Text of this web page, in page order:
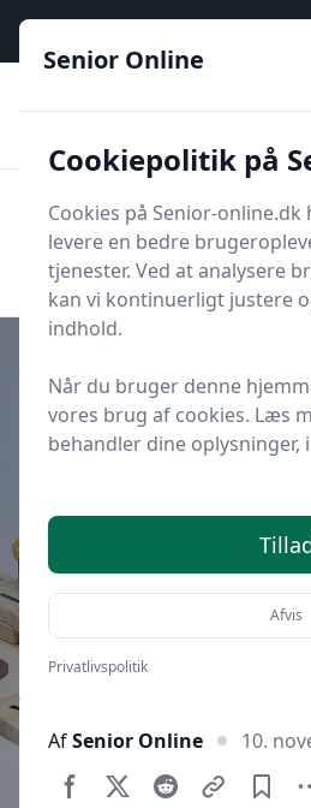
Senior
Søg
Udgivet i Økonomi
AfSenior Online 10.
Senior Online
Cookiepolitik på
Cookies på Senior-
levere en bedre
tjenester. Ved at analysere
kan vi kontinuerligt justere
indhold.
Når du bruger denne
vores brug af cookies. Læs
behandler dine oplysninger,
Afvis
Privatlivspolitik